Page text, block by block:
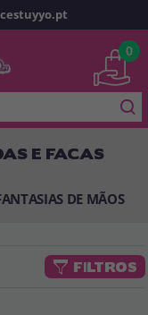
0
E FACAS
DE MÃOS
FILTROS